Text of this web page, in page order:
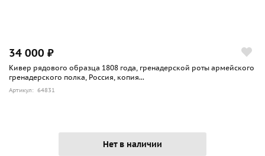
34 000 ₽
Кивер рядового образца 1808 года, гренадерской роты армейского
гренадерского полка, Россия, копия...
Артикул: 64831
Нет в наличии